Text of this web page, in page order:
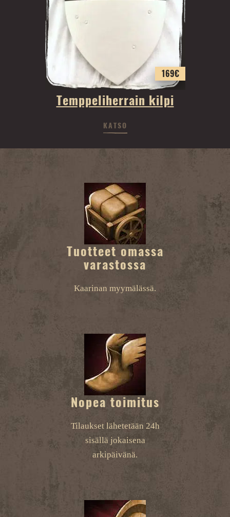
169€
Temppeliherrain kilpi
KATSO
Tuotteet omassa
varastossa
Kaarinan myymälässä.
Nopea toimitus
Tilaukset lähetetään 24h
sisällä jokaisena
arkipäivänä.